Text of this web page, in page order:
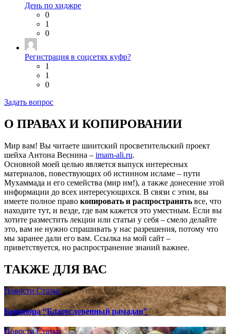
День по хиджре
0
1
0
Регистрация в соцсетях куфр?
1
1
0
Задать вопрос
О ПРАВАХ И КОПИРОВАНИИ
Мир вам! Вы читаете шиитский просветительский проект
шейха Антона Веснина – imam-ali.ru.
Основной моей целью является выпуск интересных
материалов, повествующих об истинном исламе – пути
Мухаммада и его семейства (мир им!), а также донесение этой
информации до всех интересующихся. В связи с этим, вы
имеете полное право копировать и распространять все, что
находите тут, и везде, где вам кажется это уместным. Если вы
хотите разместить лекции или статьи у себя – смело делайте
это, вам не нужно спрашивать у нас разрешения, потому что
мы заранее дали его вам. Ссылка на мой сайт –
приветствуется, но распространение знаний важнее.
ТАКЖЕ ДЛЯ ВАС
НовостиСтатьи
Брошюра “Благословенный рамадан”
НовостиСтатьи